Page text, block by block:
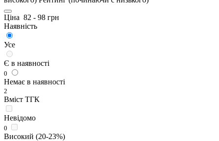
Ціна 82 - 98 грн
Наявність
Усе
Є в наявності
0
Немає в наявності
2
Вміст ТГК
Невідомо
0
Високий (20-23%)